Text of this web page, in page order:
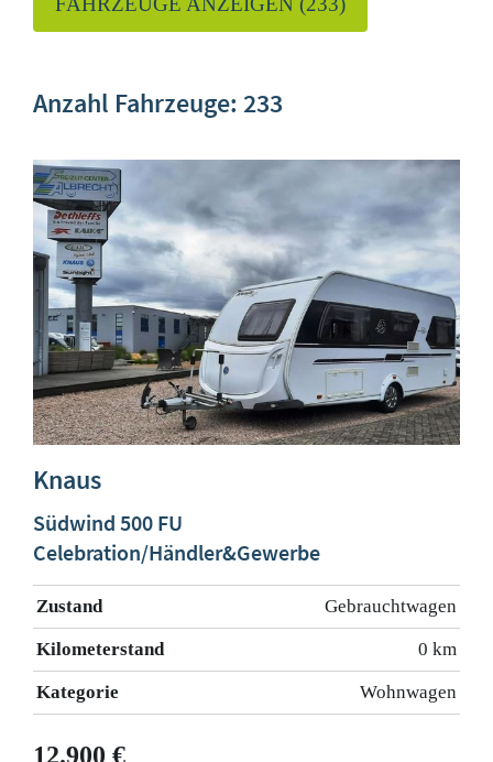
Anzahl Fahrzeuge: 233
Knaus
Südwind 500 FU
Celebration/Händler&Gewerbe
Zustand Gebrauchtwagen
Kilometerstand 0 km
Kategorie Wohnwagen
12.900 €